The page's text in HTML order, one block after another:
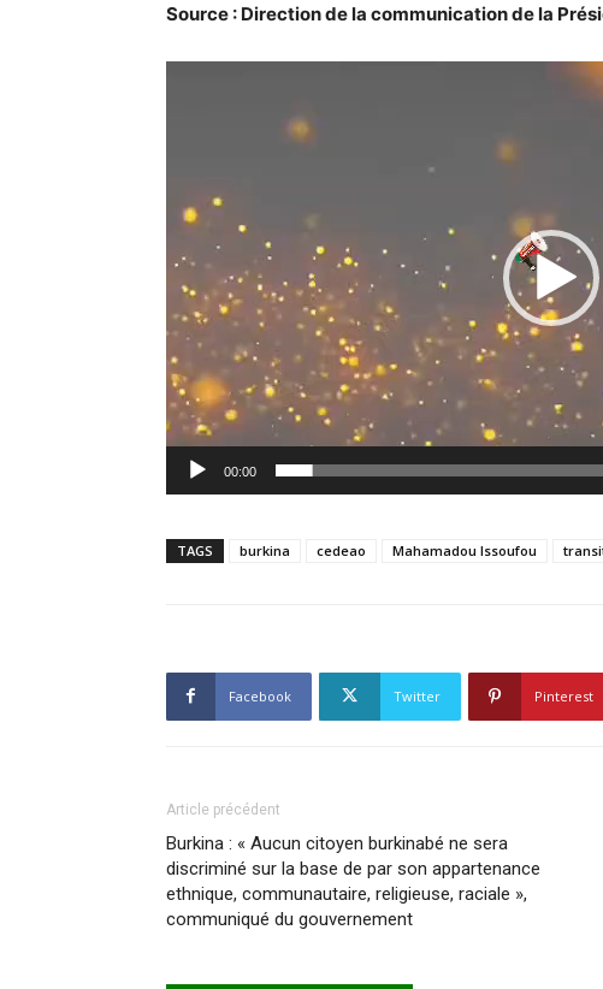
Source : Direction de la communication de la
00:00
TAGS burkina cedeao Mahamadou Issoufou
Facebook Twitter Pinterest
Article précédent
Burkina : « Aucun citoyen burkinabé ne sera
discriminé sur la base de par son appartenance
ethnique, communautaire, religieuse, raciale »,
communiqué du gouvernement